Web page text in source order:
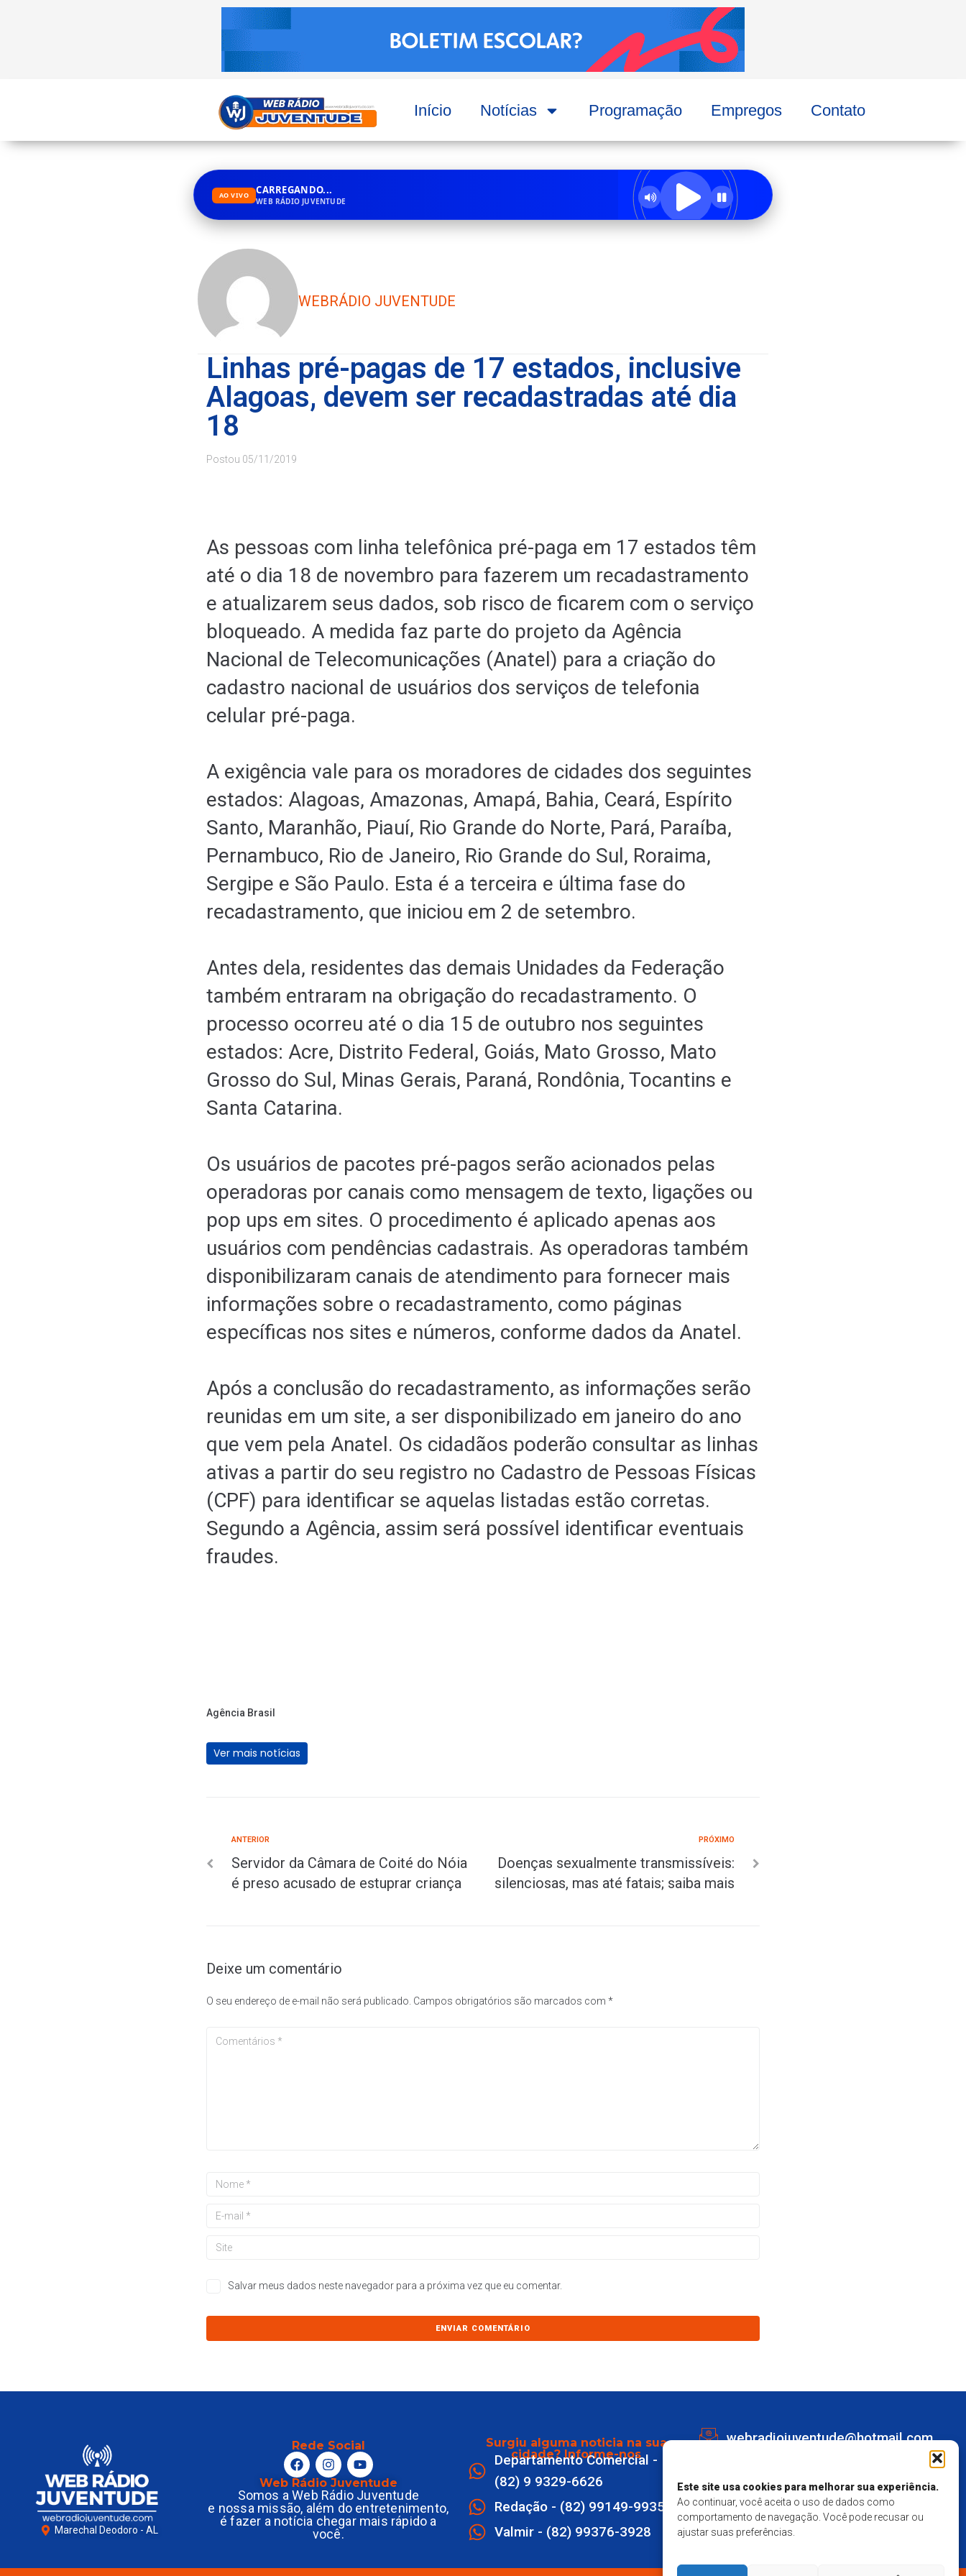
Este site usa cookies para melhorar sua experiência.
Ao continuar, você aceita o uso de dados como
comportamento de navegação. Você pode recusar ou
ajustar suas preferências.
Início Notícias Programação Empregos Contato
AO VIVO CARREGANDO...
WEB RÁDIO JUVENTUDE
WEBRÁDIO JUVENTUDE
Linhas pré-pagas de 17 estados, inclusive
Alagoas, devem ser recadastradas até dia
18
Postou 05/11/2019
As pessoas com linha telefônica pré-paga em 17 estados têm
até o dia 18 de novembro para fazerem um recadastramento
e atualizarem seus dados, sob risco de ficarem com o serviço
bloqueado. A medida faz parte do projeto da Agência
Nacional de Telecomunicações (Anatel) para a criação do
cadastro nacional de usuários dos serviços de telefonia
celular pré-paga.
A exigência vale para os moradores de cidades dos seguintes
estados: Alagoas, Amazonas, Amapá, Bahia, Ceará, Espírito
Santo, Maranhão, Piauí, Rio Grande do Norte, Pará, Paraíba,
Pernambuco, Rio de Janeiro, Rio Grande do Sul, Roraima,
Sergipe e São Paulo. Esta é a terceira e última fase do
recadastramento, que iniciou em 2 de setembro.
Antes dela, residentes das demais Unidades da Federação
também entraram na obrigação do recadastramento. O
processo ocorreu até o dia 15 de outubro nos seguintes
estados: Acre, Distrito Federal, Goiás, Mato Grosso, Mato
Grosso do Sul, Minas Gerais, Paraná, Rondônia, Tocantins e
Santa Catarina.
Os usuários de pacotes pré-pagos serão acionados pelas
operadoras por canais como mensagem de texto, ligações ou
pop ups em sites. O procedimento é aplicado apenas aos
usuários com pendências cadastrais. As operadoras também
disponibilizaram canais de atendimento para fornecer mais
informações sobre o recadastramento, como páginas
específicas nos sites e números, conforme dados da Anatel.
Após a conclusão do recadastramento, as informações serão
reunidas em um site, a ser disponibilizado em janeiro do ano
que vem pela Anatel. Os cidadãos poderão consultar as linhas
ativas a partir do seu registro no Cadastro de Pessoas Físicas
(CPF) para identificar se aquelas listadas estão corretas.
Segundo a Agência, assim será possível identificar eventuais
fraudes.
Agência Brasil
Ver mais notícias
ANTERIOR
Servidor da Câmara de Coité do Nóia
é preso acusado de estuprar criança
PRÓXIMO
Doenças sexualmente transmissíveis:
silenciosas, mas até fatais; saiba mais
Deixe um comentário
O seu endereço de e-mail não será publicado. Campos obrigatórios são marcados com *
Salvar meus dados neste navegador para a próxima vez que eu comentar.
Marechal Deodoro - AL
Rede Social
Web Rádio Juventude
Somos a Web Rádio Juventude
e nossa missão, além do entretenimento,
é fazer a notícia chegar mais rápido a
você.
Surgiu alguma noticia na sua
cidade? Informe-nos
Departamento Comercial -
(82) 9 9329-6626
Redação - (82) 99149-9935
Valmir - (82) 99376-3928
webradiojuventude@hotmail.com
Marechal Deodoro
Responsavel Técnico - Matheus
Mendes Santos